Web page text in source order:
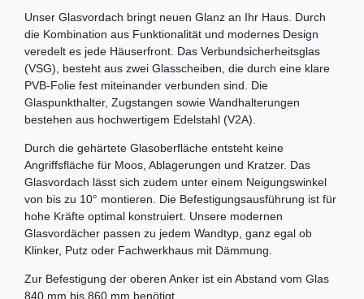
Unser Glasvordach bringt neuen Glanz an Ihr Haus. Durch
die Kombination aus Funktionalität und modernes Design
veredelt es jede Häuserfront. Das Verbundsicherheitsglas
(VSG), besteht aus zwei Glasscheiben, die durch eine klare
PVB-Folie fest miteinander verbunden sind. Die
Glaspunkthalter, Zugstangen sowie Wandhalterungen
bestehen aus hochwertigem Edelstahl (V2A).
Durch die gehärtete Glasoberfläche entsteht keine
Angriffsfläche für Moos, Ablagerungen und Kratzer. Das
Glasvordach lässt sich zudem unter einem Neigungswinkel
von bis zu 10° montieren. Die Befestigungsausführung ist für
hohe Kräfte optimal konstruiert. Unsere modernen
Glasvordächer passen zu jedem Wandtyp, ganz egal ob
Klinker, Putz oder Fachwerkhaus mit Dämmung.
Zur Befestigung der oberen Anker ist ein Abstand vom Glas
840 mm bis 860 mm benötigt